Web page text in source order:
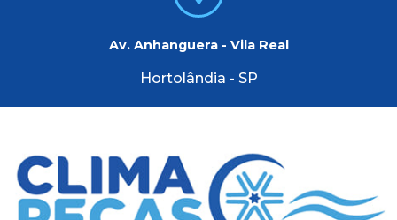
Av. Anhanguera - Vila Real
Hortolândia - SP